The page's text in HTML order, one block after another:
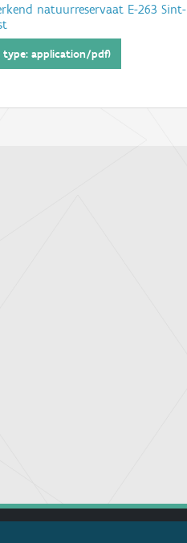
natuurreservaat E-263 Sint-
type: application/pdf)